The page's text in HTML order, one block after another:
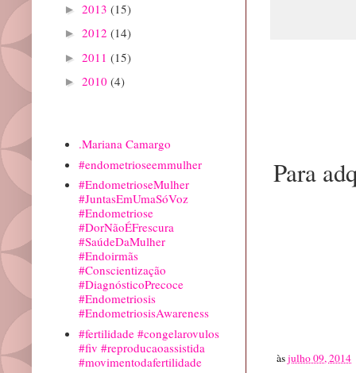
Para
àsjulho 09, 2014
► 2013 (15)
► 2012 (14)
► 2011 (15)
► 2010 (4)
.Mariana Camargo
#endometrioseemmulher
#EndometrioseMulher
#JuntasEmUmaSóVoz
#Endometriose
#DorNãoÉFrescura
#SaúdeDaMulher
#Endoirmãs
#Conscientização
#DiagnósticoPrecoce
#Endometriosis
#EndometriosisAwareness
#fertilidade #congelarovulos
#fiv #reproducaoassistida
#movimentodafertilidade